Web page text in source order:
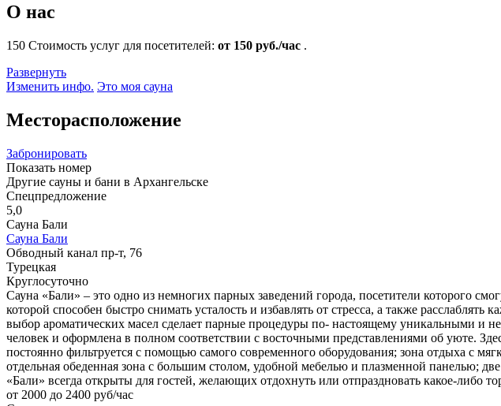
О нас
150 Стоимость услуг для посетителей: от 150 руб./час .
Развернуть
Изменить инфо. Это моя сауна
Месторасположение
Забронировать
Показать номер
Другие сауны и бани в Архангельске
Спецпредложение
5,0
Сауна Бали
Сауна Бали
Обводный канал пр-т, 76
Турецкая
Круглосуточно
Сауна «Бали» – это одно из немногих парных заведений города, посетители которого
которой способен быстро снимать усталость и избавлять от стресса, а также
выбор ароматических масел сделает парные процедуры по- настоящему уникальными и
человек и оформлена в полном соответствии с восточными представлениями об уюте.
постоянно фильтруется с помощью самого современного оборудования; зона отдыха с
отдельная обеденная зона с большим столом, удобной мебелью и плазменной панелью;
«Бали» всегда открыты для гостей, желающих отдохнуть или отпраздновать какое-либо
от 2000 до 2400 руб/час